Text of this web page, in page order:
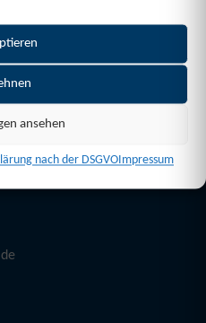
ansehen
nach der DSGVOImpressum